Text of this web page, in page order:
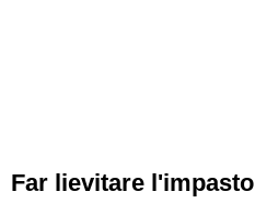
Far lievitare l'impasto